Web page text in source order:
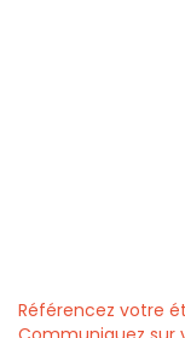
Référencez votre